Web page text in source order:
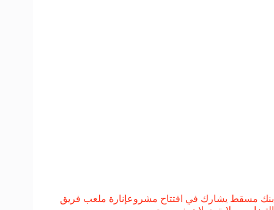
بنك مسقط يشارك في افتتاح مشروعإنارة ملعب فريق